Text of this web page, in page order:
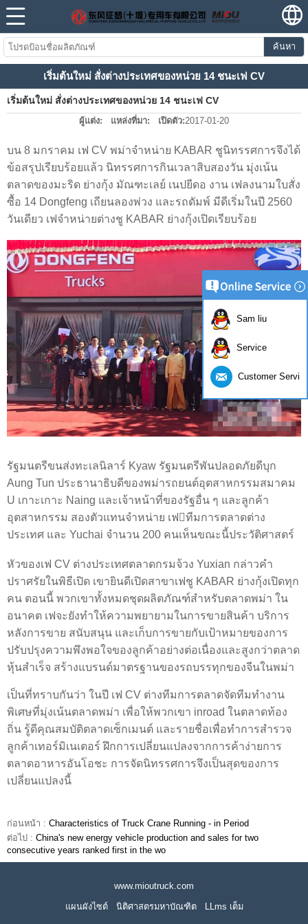
ค้นหา
เริ่มต้นใหม่ สั่งต่างประเทศของหน่วย 14 ชนะเฟ CV
เริ่มต้นใหม่ สั่งต่างประเทศของหน่วย 14 ชนะเฟ CV
ผู้แต่ง: แหล่งที่มา: เปิดตัว:2017-01-20
บน 8 มกราคม เฟ CV พม่าจำหน่าย KABAR ชูนิทรรศการจึงได้
ข้อสรุปเรียบร้อยแล้ว นิทรรศการกินเวลาสิบสองวัน มุ่งเน้น
ตลาดของมะริด ย่างกุ้ง มัณฑะเลย์ เนปยีดอ งาน เฟลงนามใบสั่ง
ซื้อ 14 Dongfeng เถียนลองพ่วง และรถดัมพ์ มีดีเริ่มในปี 2560
วันเดียว เฟจำหน่ายต่างชู KABAR ย่างกุ้งเปิดเรียบร้อย
รัฐมนตรีขนส่งทะเลนิลาร์ Kyaw รัฐมนตรีพันปลอดภัยดีบุก
Aung Tun ประธานาธิบดีของพม่ารถยนต์อุตสาหกรรมสมาคม
U เกาะเกาะ Naing และเจ้าหน้าที่ของรัฐอื่น ๆ และลูกค้า
อุตสาหกรรม สองตัวแทนจำหน่าย เฟทีมการตลาดต่าง
ประเทศ และ Yuchai จำนวน 200 คนเห็นขณะนี้ประวัติศาสตร์
หัวของเฟ CV ต่างประเทศตลาดกรมจ้วง Yuxian กล่าวคำ
ปราศรัยในพิธีเปิด เขายินดีเปิดสาขาเฟชู KABAR ย่างกุ้งเปิดทุก
คน ตอนนี้ พวกเขาทั้งหมดชุดผลิตภัณฑ์สำหรับตลาดพม่า ใน
อนาคต เฟจะยังทำให้ความพยายามในการขายสินค้า บริการ
หลังการขาย สนับสนุน และเก็บการขายกับเป้าหมายของการ
ปรับปรุงความพึงพอใจของลูกค้าอย่างต่อเนื่องและสูงกว่าตลาด
หุ้นสำเร็จ สร้างแบรนด์มาตรฐานของรถบรรทุกของจีนในพม่า
เป็นที่ทราบกันว่า ในปี เฟ CV ต่างทีมการตลาดจัดทีมทำงาน
พิเศษที่มุ่งเน้นตลาดพม่า เพื่อให้พวกเขา inroad ในตลาดท้อง
ถิ่น รู้ดีคุณสมบัติตลาดเซ็กเมนต์ และรายชื่อเพื่อทำการสำรวจ
ลูกค้าเทอร์มิเนเตอร์ ฝึกการเปลี่ยนแปลงจากการค้าง่ายการ
ตลาดอาหารอันโอชะ การจัดนิทรรศการจึงเป็นสุดของการ
เปลี่ยนแปลงนี้
ก่อนหน้า : Characteristics of Truck Crane Running - in Period
ต่อไป : China's new energy vehicle production and sales for two
consecutive years ranked first in the wo
www.mioutruck.com
แผนผังไซต์
นิติศาสตรมหาบัณฑิต LLms เต็ม
Sam liu
Service
Customer